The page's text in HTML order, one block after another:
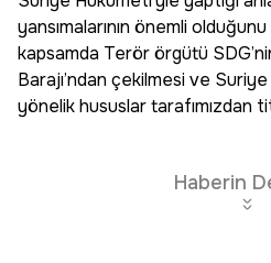
yansımalarının önemli
kapsamda Terör örgütü
Barajı’ndan çekilmesi ve
yönelik hususlar tarafımızdan
Haberin